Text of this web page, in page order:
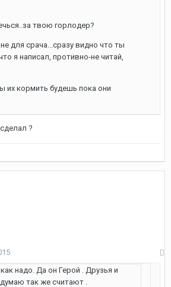
твою горлодер?
для срача...сразу видно что ты
я написал, противно-не читай,
их кормить будешь пока они
?
надо. Да он Герой . Друзья и
так же считают .